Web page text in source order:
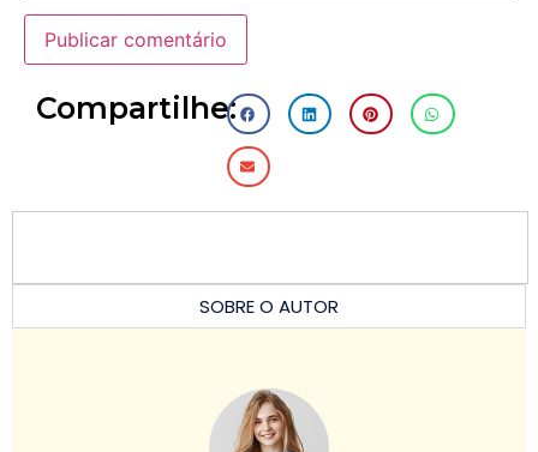
Compartilhe:
SOBRE O AUTOR